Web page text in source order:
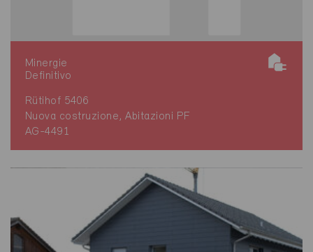
Minergie
Definitivo
Rütihof 5406
Nuova costruzione, Abitazioni PF
AG-4491